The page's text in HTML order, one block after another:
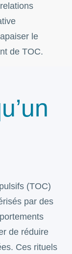
le
de TOC.
(TOC)
par des
de réduire
Ces rituels